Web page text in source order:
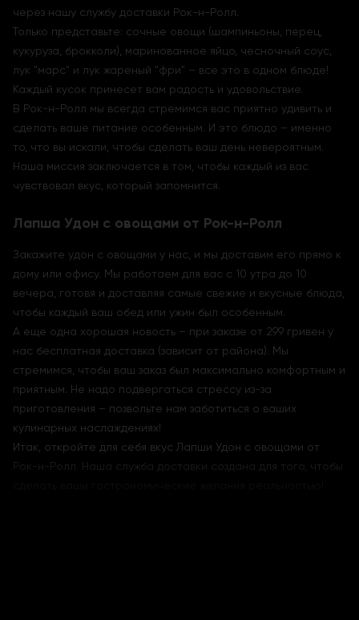
через нашу службу доставки Рок-н-Ролл.
Только представьте: сочные овощи (шампиньоны, перец,
кукуруза, брокколи), маринованное яйцо, чесночный соус,
лук "марс" и лук жареный "фри" – все это в одном блюде!
Каждый кусок принесет вам радость и удовольствие.
В Рок-н-Ролл мы всегда стремимся вас приятно удивить и
сделать ваше питание особенным. И это блюдо – именно
то, что вы искали, чтобы сделать ваш день невероятным.
Наша миссия заключается в том, чтобы каждый из вас
чувствовал вкус, который запомнится.
Лапша Удон с овощами от Рок-н-Ролл
Закажите удон с овощами у нас, и мы доставим его прямо к
дому или офису. Мы работаем для вас с 10 утра до 10
вечера, готовя и доставляя самые свежие и вкусные блюда,
чтобы каждый ваш обед или ужин был особенным.
А еще одна хорошая новость – при заказе от 299 гривен у
нас бесплатная доставка (зависит от района). Мы
стремимся, чтобы ваш заказ был максимально комфортным и
приятным. Не надо подвергаться стрессу из-за
приготовления – позвольте нам заботиться о ваших
кулинарных наслаждениях!
Итак, откройте для себя вкус Лапши Удон с овощами от
Рок-н-Ролл. Наша служба доставки создана для того, чтобы